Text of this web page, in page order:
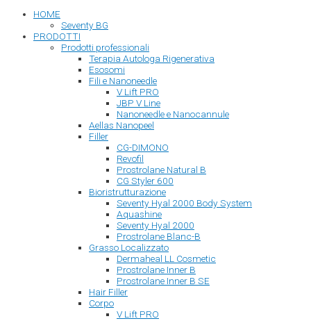
HOME
Seventy BG
PRODOTTI
Prodotti professionali
Terapia Autologa Rigenerativa
Esosomi
Fili e Nanoneedle
V Lift PRO
JBP V Line
Nanoneedle e Nanocannule
Aellas Nanopeel
Filler
CG-DIMONO
Revofil
Prostrolane Natural B
CG Styler 600
Bioristrutturazione
Seventy Hyal 2000 Body System
Aquashine
Seventy Hyal 2000
Prostrolane Blanc-B
Grasso Localizzato
Dermaheal LL Cosmetic
Prostrolane Inner B
Prostrolane Inner B SE
Hair Filler
Corpo
V Lift PRO